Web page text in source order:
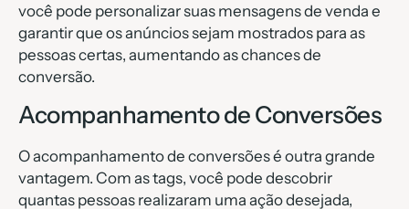
você pode personalizar suas mensagens de venda e
garantir que os anúncios sejam mostrados para as
pessoas certas, aumentando as chances de
conversão.
Acompanhamento de Conversões
O acompanhamento de conversões é outra grande
vantagem. Com as tags, você pode descobrir
quantas pessoas realizaram uma ação desejada,